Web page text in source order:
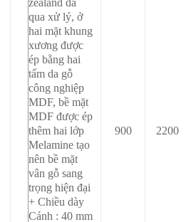
zealand đã
qua xử lý, ở
hai mặt khung
xương được
ép bằng hai
tấm da gỗ
công nghiệp
MDF, bề mặt
MDF được ép
thêm hai lớp
Melamine tạo
nên bề mặt
vân gỗ sang
trọng hiện đại
+ Chiều dày
Cánh : 40 mm
900 2200